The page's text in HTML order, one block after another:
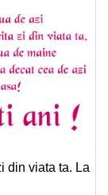
din viata ta. La